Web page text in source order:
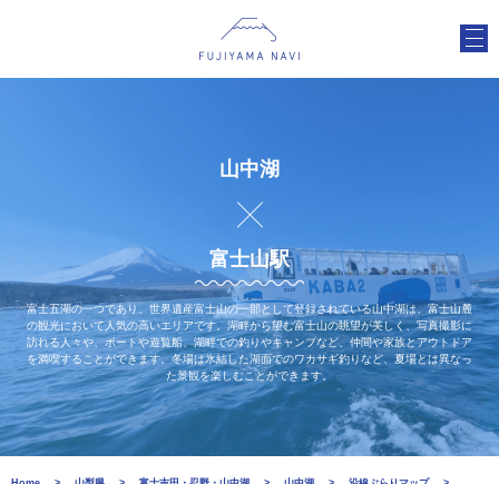
山中湖
富士山駅
富士五湖の一つであり、世界遺産富士山の一部として登録されている山中湖は、富士山麓
の観光において人気の高いエリアです。湖畔から望む富士山の眺望が美しく、写真撮影に
訪れる人々や、ボートや遊覧船、湖畔での釣りやキャンプなど、仲間や家族とアウトドア
を満喫することができます。冬場は氷結した湖面でのワカサギ釣りなど、夏場とは異なっ
た景観を楽しむことができます。